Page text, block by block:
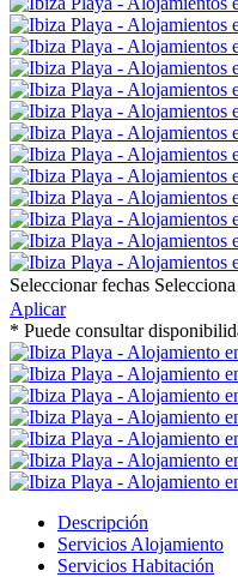
Seleccionar fechas
Aplicar
* Puede consultar
Descripción
Servicios Alojamiento
Servicios Habitación